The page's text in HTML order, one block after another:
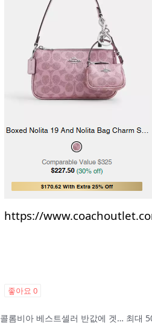
https://
좋아요 0
콜롬비아 베스트셀러 반값에 겟… 최대